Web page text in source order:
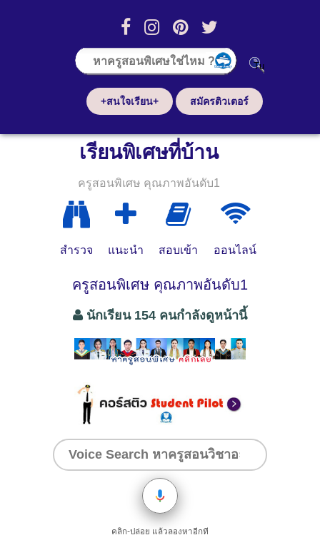
+สนใจเรียน+ สมัครติวเตอร์
เรียนพิเศษที่บ้าน
ครูสอนพิเศษ คุณภาพอันดับ1
สำรวจ แนะนำ สอบเข้า ออนไลน์
ครูสอนพิเศษ คุณภาพอันดับ1
นักเรียน 154 คนกำลังดูหน้านี้
คลิก-ปล่อย แล้วลองหาอีกที